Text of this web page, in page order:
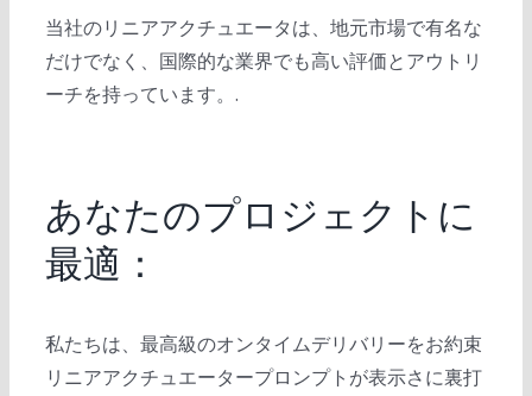
当社のリニアアクチュエータは、地元市場で有名な
だけでなく、国際的な業界でも高い評価とアウトリ
ーチを持っています。.
あなたのプロジェクトに
最適：
私たちは、最高級のオンタイムデリバリーをお約束
リニアアクチュエータープロンプトが表示さに裏打